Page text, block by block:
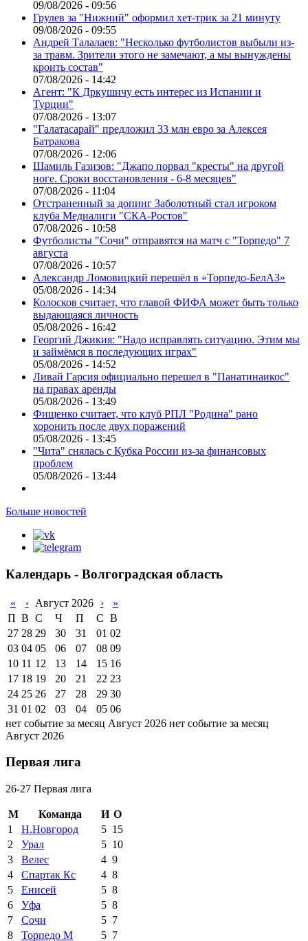
09/08/2026 - 09:56
Грулев за "Нижний" оформил хет-трик за 21 минуту
09/08/2026 - 09:55
Андрей Талалаев: "Несколько футболистов выбыли из-
за травм. Зрители этого не замечают, а мы вынуждены
кроить состав"
07/08/2026 - 14:42
Агент: "К Дркушичу есть интерес из Испании и
Турции"
07/08/2026 - 13:07
"Галатасарай" предложил 33 млн евро за Алексея
Батракова
07/08/2026 - 12:06
Шамиль Газизов: "Джапо порвал "кресты" на другой
ноге. Сроки восстановления - 6-8 месяцев"
07/08/2026 - 11:04
Отстраненный за допинг Заболотный стал игроком
клуба Медиалиги "СКА-Ростов"
07/08/2026 - 10:58
Футболисты "Сочи" отправятся на матч с "Торпедо" 7
августа
07/08/2026 - 10:57
Александр Ломовицкий перешёл в «Торпедо-БелАЗ»
05/08/2026 - 14:34
Колосков считает, что главой ФИФА может быть только
выдающаяся личность
05/08/2026 - 16:42
Георгий Джикия: "Надо исправлять ситуацию. Этим мы
и займёмся в последующих играх"
05/08/2026 - 14:52
Ливай Гарсия официально перешел в "Панатинаикос"
на правах аренды
05/08/2026 - 13:49
Фищенко считает, что клуб РПЛ "Родина" рано
хоронить после двух поражений
05/08/2026 - 13:45
"Чита" снялась с Кубка России из-за финансовых
проблем
05/08/2026 - 13:44
Больше новостей
Календарь - Волгоградская область
« ‹ Август 2026 ›
»
П В С Ч П С В
27 28 29 30 31 01 02
03 04 05 06 07 08 09
10 11 12 13 14 15 16
17 18 19 20 21 22 23
24 25 26 27 28 29 30
31 01 02 03 04 05 06
нет событие за месяц Август 2026 нет событие за месяц
Август 2026
Первая лига
26-27 Первая лига
М Команда И О
1
Н.Новгород 5 15
2
Урал 5 10
3
Велес 4 9
4
Спартак Кс 4 8
5
Енисей 5 8
6
Уфа 5 8
7
Сочи 5 7
8
Торпедо М 5 7